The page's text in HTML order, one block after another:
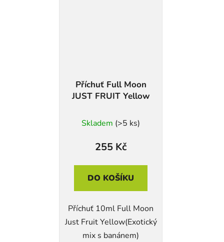
Příchuť Full Moon
JUST FRUIT Yellow
Skladem (>5 ks)
255 Kč
DO KOŠÍKU
Příchuť 10ml Full Moon
Just Fruit Yellow(Exotický
mix s banánem)